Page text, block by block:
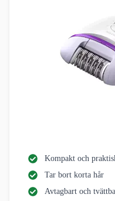
Kompakt och
Tar bort korta hår
Avtagbart och